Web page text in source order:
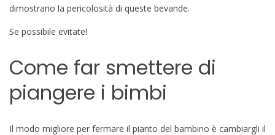
dimostrano la pericolosità di queste bevande.
Se possibile evitate!
Come far smettere di
piangere i bimbi
Il modo migliore per fermare il pianto del bambino è cambiargli il